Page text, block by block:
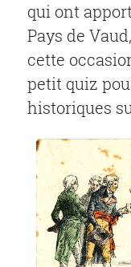
qui ont
Pays de
cette
petit quiz
historiques